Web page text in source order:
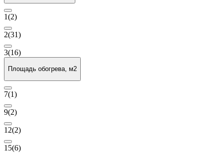
1(2)
2(31)
3(16)
Площадь обогрева, м2
7(1)
9(2)
12(2)
15(6)